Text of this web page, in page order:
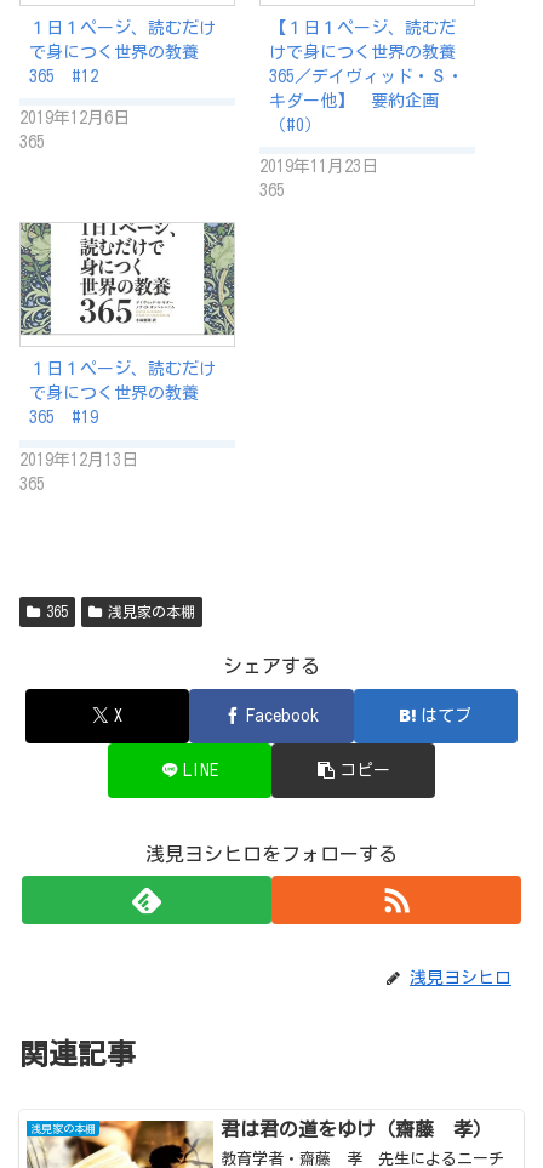
１日１ページ、読むだけ
で身につく世界の教養
365 #12
2019年12月6日
365
【１日１ページ、読むだ
けで身につく世界の教養
365／デイヴィッド・Ｓ・
キダー他】 要約企画
（#0）
2019年11月23日
365
１日１ページ、読むだけ
で身につく世界の教養
365 #19
2019年12月13日
365
365 浅見家の本棚
シェアする
X Facebook はてブ
LINE コピー
浅見ヨシヒロをフォローする
浅見ヨシヒロ
関連記事
浅見家の本棚 君は君の道をゆけ（齋藤 孝）
教育学者・齋藤 孝 先生によるニーチ